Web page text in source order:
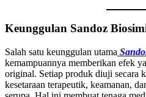
Keunggulan Sandoz
Salah satu keunggulan utama
kemampuannya memberikan efek
original. Setiap produk diuji secara
kesetaraan terapeutik, keamanan,